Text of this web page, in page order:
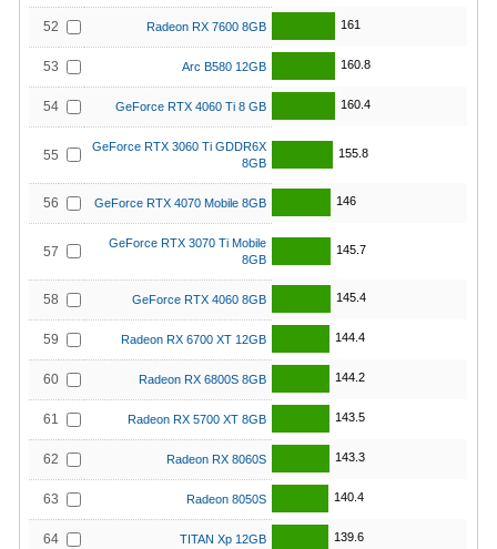
52 Radeon RX 7600 8GB 161
53 Arc B580 12GB 160.8
54 GeForce RTX 4060 Ti 8 GB 160.4
55
GeForce RTX 3060 Ti GDDR6X
8GB
155.8
56 GeForce RTX 4070 Mobile 8GB 146
57
GeForce RTX 3070 Ti Mobile
8GB
145.7
58 GeForce RTX 4060 8GB 145.4
59 Radeon RX 6700 XT 12GB 144.4
60 Radeon RX 6800S 8GB 144.2
61 Radeon RX 5700 XT 8GB 143.5
62 Radeon RX 8060S 143.3
63 Radeon 8050S 140.4
64 TITAN Xp 12GB 139.6